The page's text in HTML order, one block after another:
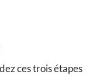
ces trois étapes